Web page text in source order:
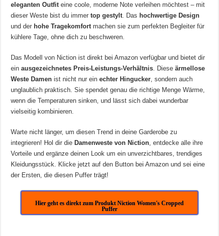
eleganten Outfit eine coole, moderne Note verleihen möchtest – mit
dieser Weste bist du immertop gestylt . Das hochwertige Design
und der hohe Tragekomfort machen sie zum perfekten Begleiter für
kühlere Tage, ohne dich zu beschweren.
Das Modell von Niction ist direkt bei Amazon verfügbar und bietet dir
einausgezeichnetes Preis-Leistungs-Verhältnis . Dieseärmellose
Weste Damen ist nicht nur einechter Hingucker , sondern auch
unglaublich praktisch. Sie spendet genau die richtige Menge Wärme,
wenn die Temperaturen sinken, und lässt sich dabei wunderbar
vielseitig kombinieren.
Warte nicht länger, um diesen Trend in deine Garderobe zu
integrieren! Hol dir die Damenweste von Niction , entdecke alle ihre
Vorteile und ergänze deinen Look um ein unverzichtbares, trendiges
Kleidungsstück. Klicke jetzt auf den Button bei Amazon und sei eine
der Ersten, die diesen Puffer trägt!
Hier geht es direkt zum Produkt Niction Women's Cropped
Puffer